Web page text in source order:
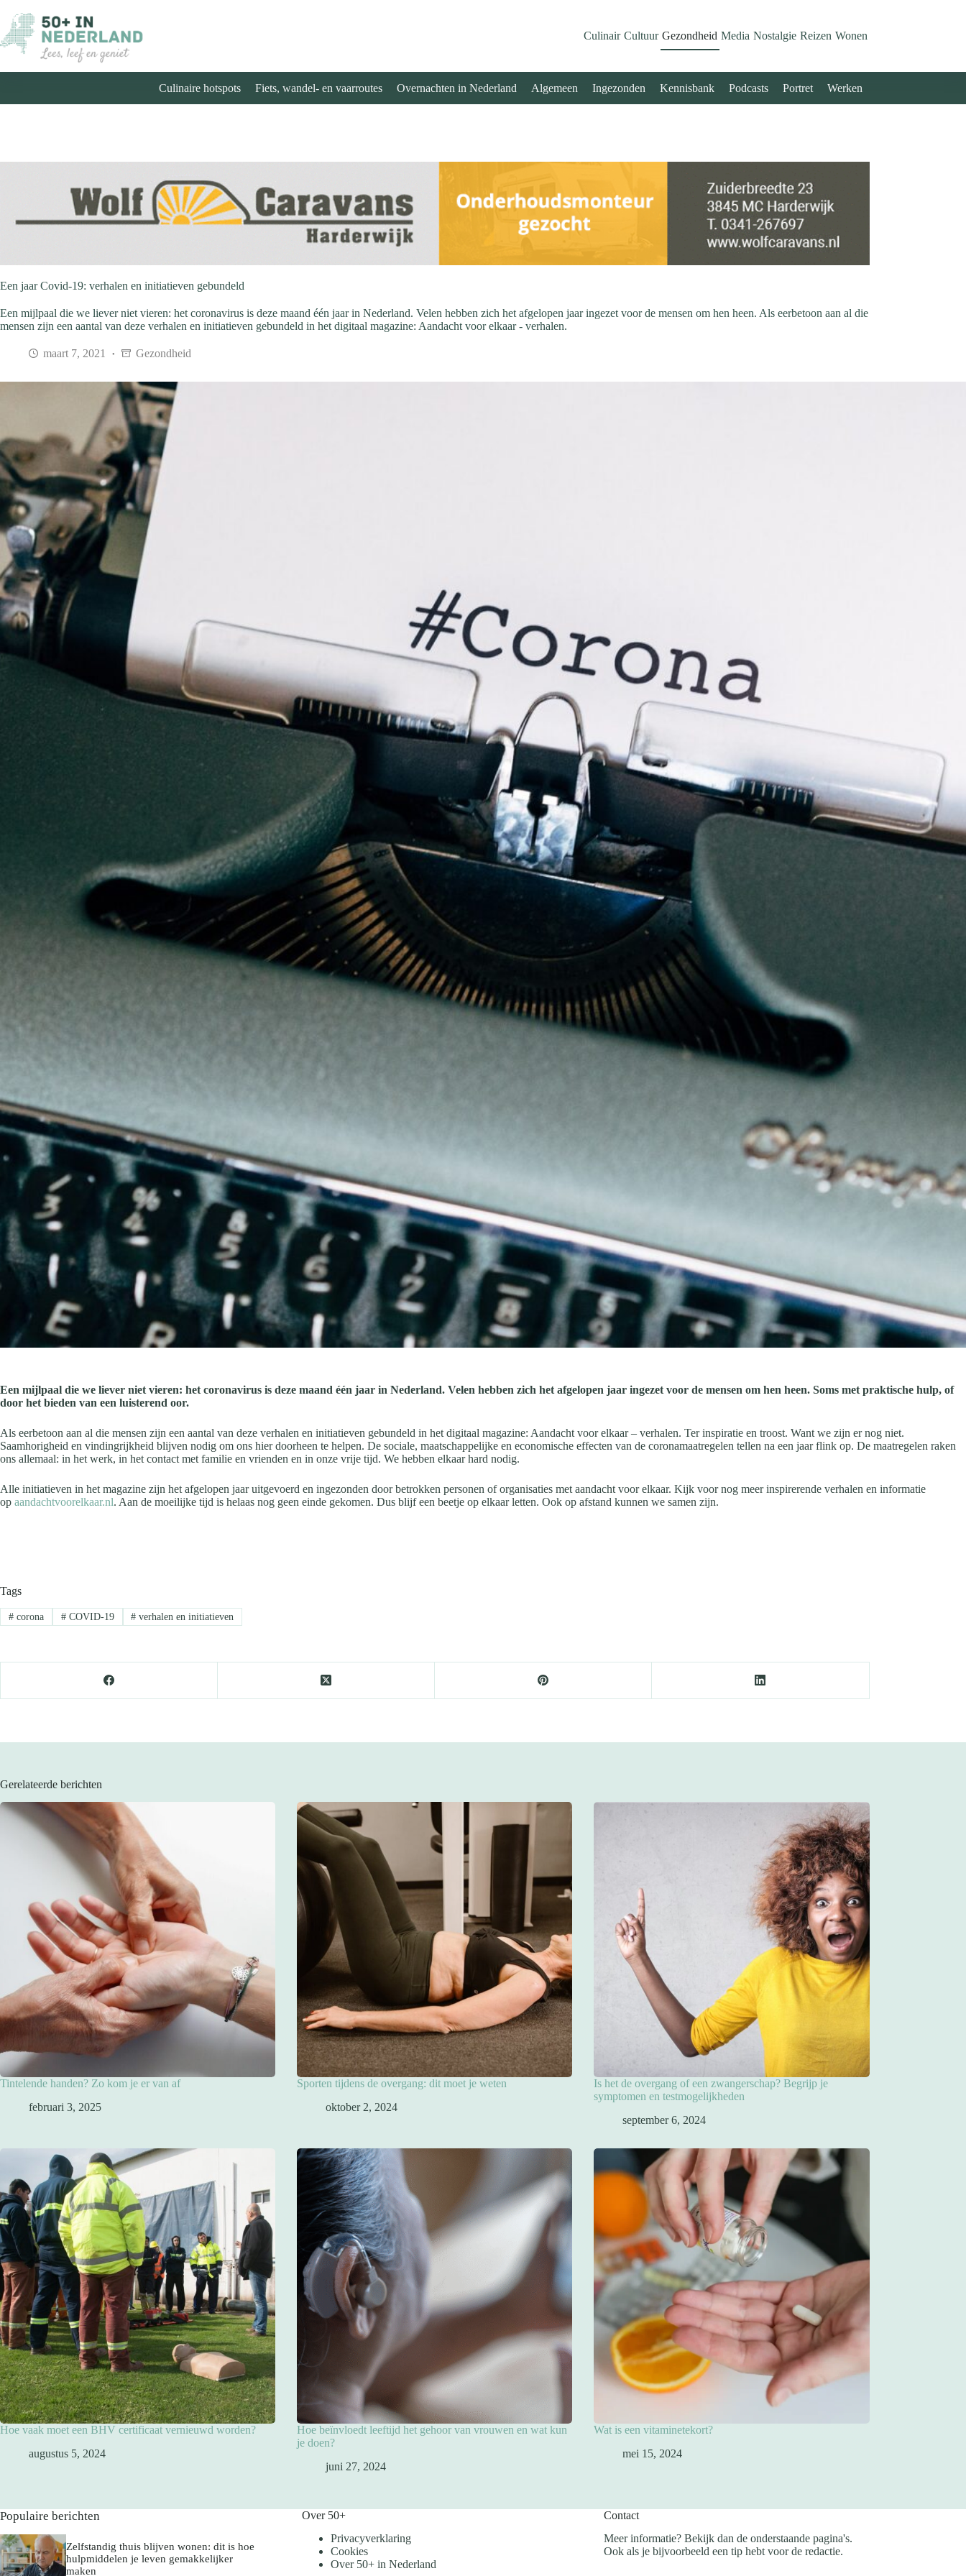
naar
de
inhoud
Culinair Cultuur Gezondheid Media Nostalgie Reizen Wonen
Culinaire hotspots Fiets, wandel- en vaarroutes Overnachten in Nederland Algemeen Ingezonden Kennisbank Podcasts Portret Werken
Een jaar Covid-19: verhalen en initiatieven gebundeld
Een mijlpaal die we liever niet vieren: het coronavirus is deze maand één jaar in Nederland. Velen hebben zich het afgelopen jaar ingezet voor de mensen om hen heen. Als eerbetoon aan al die
mensen zijn een aantal van deze verhalen en initiatieven gebundeld in het digitaal magazine: Aandacht voor elkaar - verhalen.
maart 7, 2021 Gezondheid
Een mijlpaal die we liever niet vieren: het coronavirus is deze maand één jaar in Nederland. Velen hebben zich het afgelopen jaar ingezet voor de mensen om hen heen. Soms met praktische hulp, of
door het bieden van een luisterend oor.
Als eerbetoon aan al die mensen zijn een aantal van deze verhalen en initiatieven gebundeld in het digitaal magazine: Aandacht voor elkaar – verhalen. Ter inspiratie en troost. Want we zijn er nog niet.
Saamhorigheid en vindingrijkheid blijven nodig om ons hier doorheen te helpen. De sociale, maatschappelijke en economische effecten van de coronamaatregelen tellen na een jaar flink op. De maatregelen raken
ons allemaal: in het werk, in het contact met familie en vrienden en in onze vrije tijd. We hebben elkaar hard nodig.
Alle initiatieven in het magazine zijn het afgelopen jaar uitgevoerd en ingezonden door betrokken personen of organisaties met aandacht voor elkaar. Kijk voor nog meer inspirerende verhalen en informatie
op aandachtvoorelkaar.nl. Aan de moeilijke tijd is helaas nog geen einde gekomen. Dus blijf een beetje op elkaar letten. Ook op afstand kunnen we samen zijn.
Tags
#corona #COVID-19 # verhalen en initiatieven
Gerelateerde berichten
Tintelende handen? Zo kom je er van af
februari 3, 2025
Sporten tijdens de overgang: dit moet je weten
oktober 2, 2024
Is het de overgang of een zwangerschap? Begrijp je
symptomen en testmogelijkheden
september 6, 2024
Hoe vaak moet een BHV certificaat vernieuwd worden?
augustus 5, 2024
Hoe beïnvloedt leeftijd het gehoor van vrouwen en wat kun
je doen?
juni 27, 2024
Wat is een vitaminetekort?
mei 15, 2024
Populaire berichten
Zelfstandig thuis blijven wonen: dit is hoe
hulpmiddelen je leven gemakkelijker
maken
Over 50+
Privacyverklaring
Cookies
Over 50+ in Nederland
Contact
Meer informatie? Bekijk dan de onderstaande pagina's.
Ook als je bijvoorbeeld een tip hebt voor de redactie.